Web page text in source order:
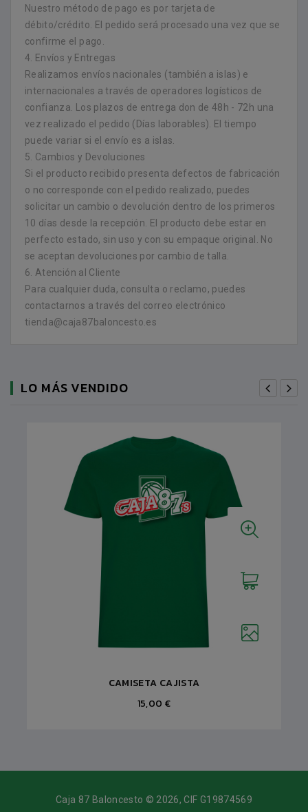
Nuestro método de pago es por tarjeta de
débito/crédito. El pedido será procesado una vez que se
confirme el pago.
4. Envíos y Entregas
Realizamos envíos nacionales (también a islas) e
internacionales a través de operadores logísticos de
confianza. Los plazos de entrega don de 48h - 72h una
vez realizado el pedido (Días laborables). El tiempo
puede variar si el envío es a islas.
5. Cambios y Devoluciones
Si el producto recibido presenta defectos de fabricación
o no corresponde con el pedido realizado, puedes
solicitar un cambio o devolución dentro de los primeros
10 días desde la recepción. El producto debe estar en
perfecto estado, sin uso y con su empaque original. No
se aceptan devoluciones por cambio de talla.
6. Atención al Cliente
Para cualquier duda, consulta o reclamo, puedes
contactarnos a través del correo electrónico
tienda@caja87baloncesto.es
LO MÁS VENDIDO
CAMISETA CAJISTA
15,00 €
Caja 87 Baloncesto © 2026, CIF G19874569